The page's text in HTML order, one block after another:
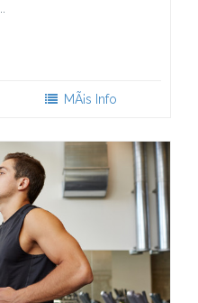
MÃ¡s Info